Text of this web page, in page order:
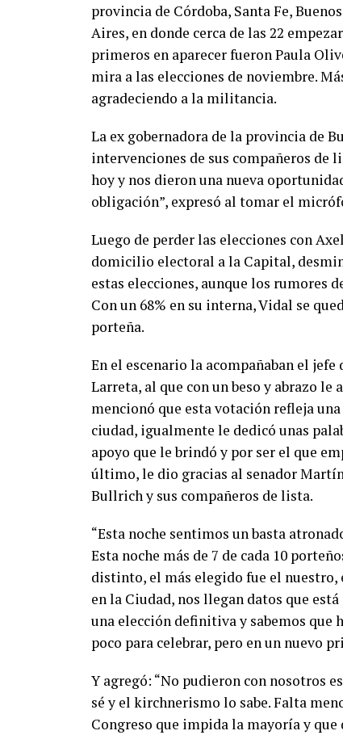
provincia de Córdoba, Santa Fe,
Aires, en donde cerca de las 22
primeros en aparecer fueron Paula
mira a las elecciones de noviembre.
agradeciendo a la militancia.
La ex gobernadora de la provincia de
intervenciones de sus compañeros de
hoy y nos dieron una nueva
obligación”, expresó al tomar el
Luego de perder las elecciones con
domicilio electoral a la Capital,
estas elecciones, aunque los rumores
Con un 68% en su interna, Vidal se
porteña.
En el escenario la acompañaban el
Larreta, al que con un beso y abrazo
mencionó que esta votación refleja
ciudad, igualmente le dedicó unas
apoyo que le brindó y por ser el que
último, le dio gracias al senador
Bullrich y sus compañeros de lista.
“Esta noche sentimos un basta
Esta noche más de 7 de cada 10
distinto, el más elegido fue el nuestro,
en la Ciudad, nos llegan datos que
una elección definitiva y sabemos que
poco para celebrar, pero en un nuevo
Y agregó: “No pudieron con nosotros
sé y el kirchnerismo lo sabe. Falta
Congreso que impida la mayoría y que